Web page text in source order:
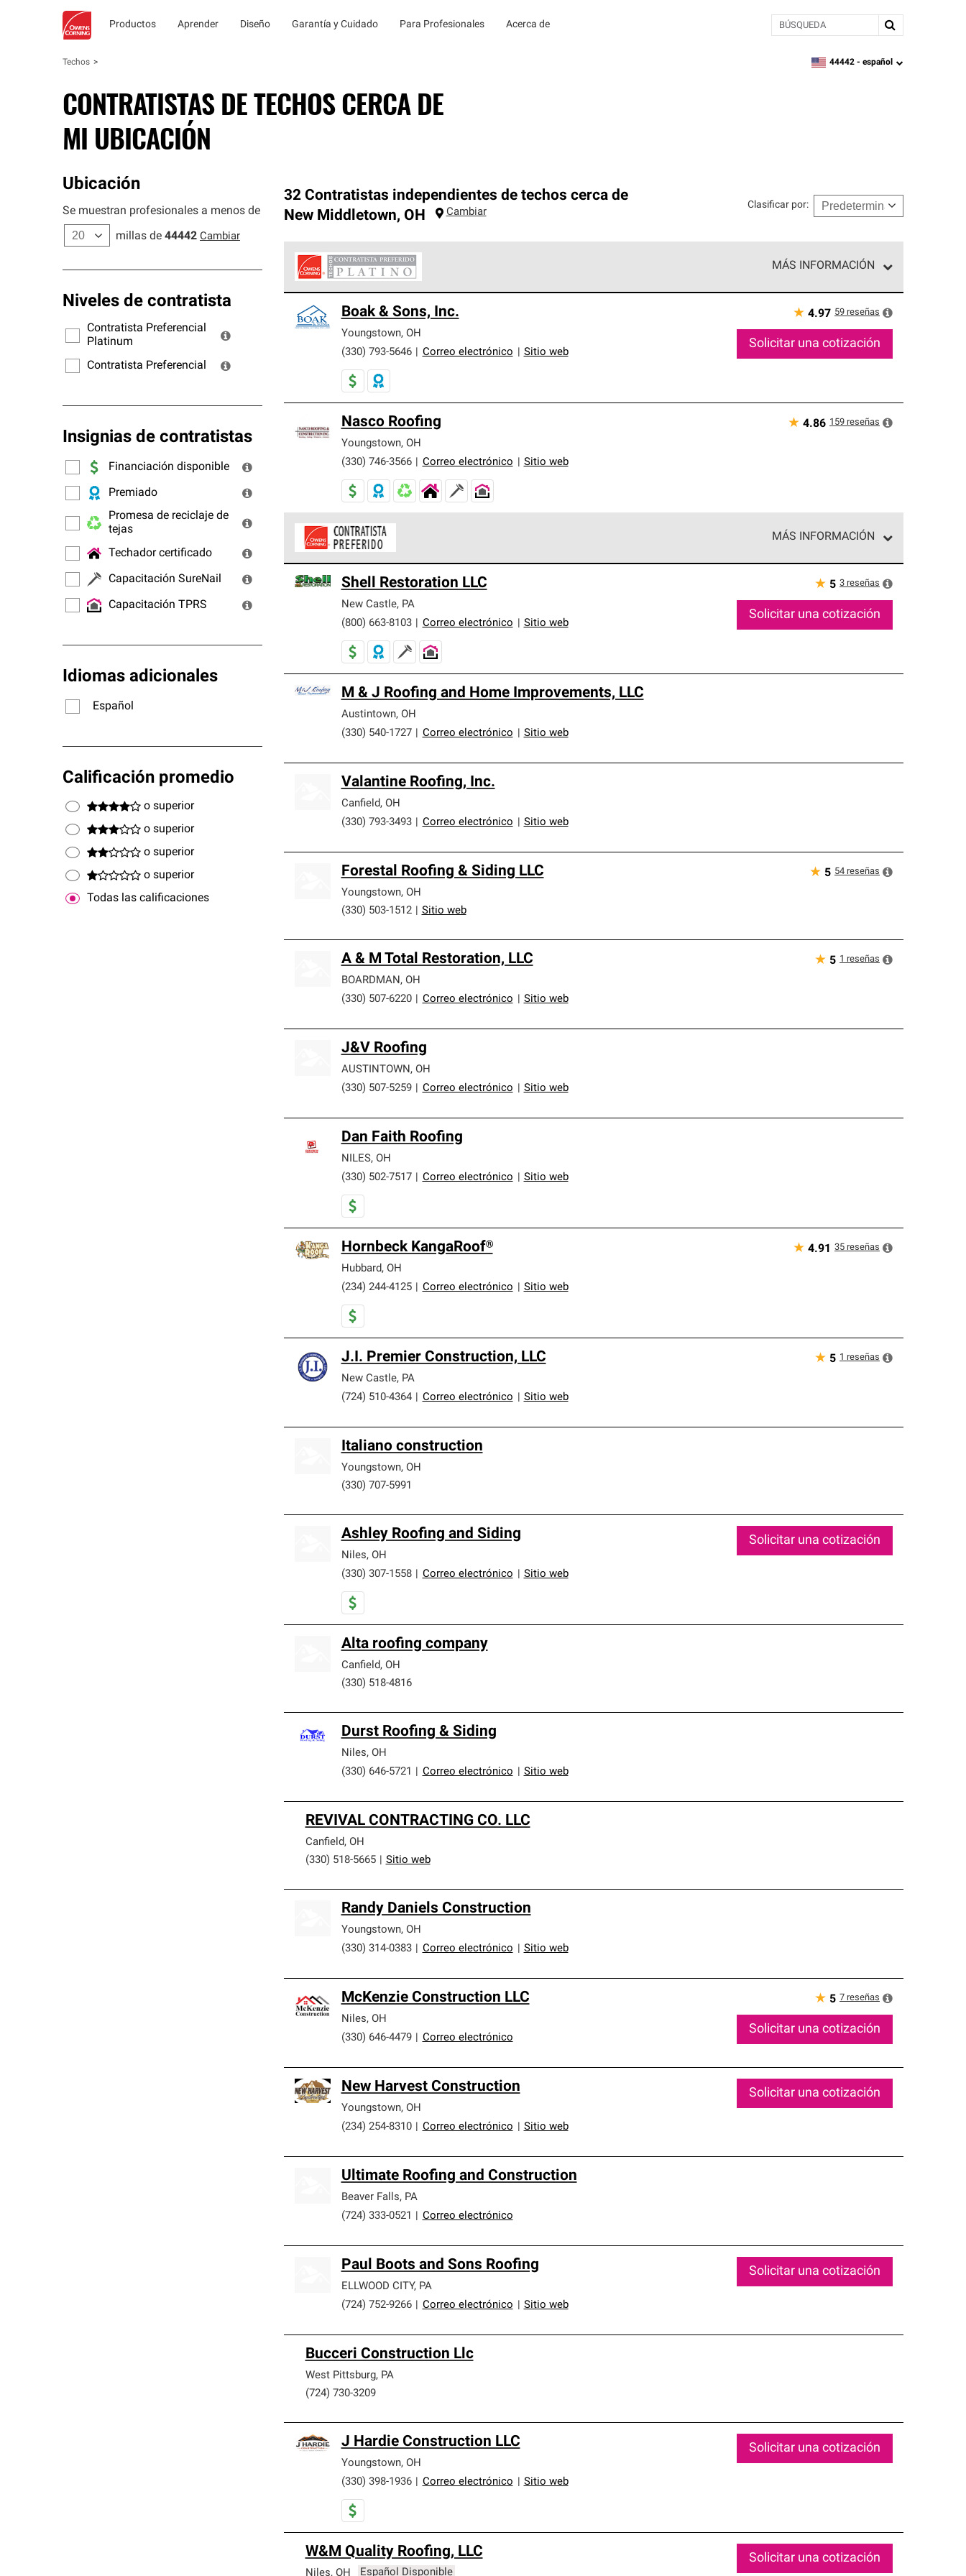
Productos Aprender Diseño Garantía y Cuidado Para Profesionales Acerca de BÚSQUEDA
Techos zipcode,language
44442 - español
CONTRATISTAS DE TECHOS CERCA DE
MI UBICACIÓN
Ubicación
Se muestran profesionales a menos de
millas de 44442 Cambiar
Niveles de contratista
Contratista Preferencial
Platinum
Contratista Preferencial
Insignias de contratistas
Financiación disponible
Premiado
Promesa de reciclaje de
tejas
Techador certificado
Capacitación SureNail
Capacitación TPRS
Idiomas adicionales
Español
Calificación promedio
o superior
o superior
o superior
o superior
Todas las calificaciones
32 Contratistas independientes de techos cerca de
New Middletown, OH Cambiar
Clasificar por:
MÁS INFORMACIÓN
cumplen con estándares estrictos de profesionalismo, confiabilidad y destreza incomparable. Solo ellos pueden
ofrecer nuestra mejor garantía de sistemas de techos.
Boak & Sons, Inc.
Youngstown, OH
(330) 793-5646
Correo electrónico Sitio web
★ 4.97 59 reseñas
Solicitar una cotización
Nasco Roofing
Youngstown, OH
(330) 746-3566
Correo electrónico Sitio web
★ 4.86 159 reseñas
MÁS INFORMACIÓN
cumplen con altos estándares y requisitos estrictos de profesionalismo y confiabilidad.
Shell Restoration LLC
New Castle, PA
(800) 663-8103
Correo electrónico Sitio web
★ 5 3 reseñas
Solicitar una cotización
M & J Roofing and Home Improvements, LLC
Austintown, OH
(330) 540-1727
Correo electrónico Sitio web
Valantine Roofing, Inc.
Canfield , OH
(330) 793-3493
Correo electrónico Sitio web
Forestal Roofing & Siding LLC
Youngstown, OH
(330) 503-1512
Sitio web
★ 5 54 reseñas
A & M Total Restoration, LLC
BOARDMAN , OH
(330) 507-6220
Correo electrónico Sitio web
★ 5 1 reseñas
J&V Roofing
AUSTINTOWN , OH
(330) 507-5259
Correo electrónico Sitio web
Dan Faith Roofing
NILES, OH
(330) 502-7517
Correo electrónico Sitio web
Hornbeck KangaRoof®
Hubbard , OH
(234) 244-4125
Correo electrónico Sitio web
★ 4.91 35 reseñas
J.I. Premier Construction, LLC
New Castle, PA
(724) 510-4364
Correo electrónico Sitio web
★ 5 1 reseñas
Italiano construction
Youngstown, OH
(330) 707-5991
Ashley Roofing and Siding
Niles, OH
(330) 307-1558
Correo electrónico Sitio web
Solicitar una cotización
Alta roofing company
Canfield , OH
(330) 518-4816
Durst Roofing & Siding
Niles, OH
(330) 646-5721
Correo electrónico Sitio web
REVIVAL CONTRACTING CO. LLC
Canfield , OH
(330) 518-5665
Sitio web
Randy Daniels Construction
Youngstown, OH
(330) 314-0383
Correo electrónico Sitio web
McKenzie Construction LLC
Niles, OH
(330) 646-4479
Correo electrónico
★ 5 7 reseñas
Solicitar una cotización
New Harvest Construction
Youngstown, OH
(234) 254-8310
Correo electrónico Sitio web
Solicitar una cotización
Ultimate Roofing and Construction
Beaver Falls, PA
(724) 333-0521
Correo electrónico
Paul Boots and Sons Roofing
ELLWOOD CITY, PA
(724) 752-9266
Correo electrónico Sitio web
Solicitar una cotización
Bucceri Construction Llc
West Pittsburg, PA
(724) 730-3209
J Hardie Construction LLC
Youngstown, OH
(330) 398-1936
Correo electrónico Sitio web
Solicitar una cotización
W&M Quality Roofing, LLC
Niles, OH Español Disponible
Solicitar una cotización